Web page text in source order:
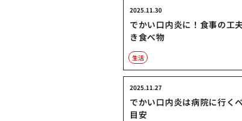
でかい口内炎に！食事の工
き食べ物
2025.11.30
生活
でかい口内炎は病院に行く
目安
2025.11.27